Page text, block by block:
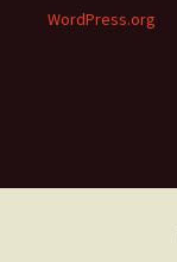
WordPress.org